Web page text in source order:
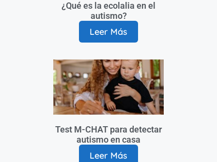
¿Qué es la ecolalia en el
autismo?
Leer Más
Test M-CHAT para detectar
autismo en casa
Leer Más